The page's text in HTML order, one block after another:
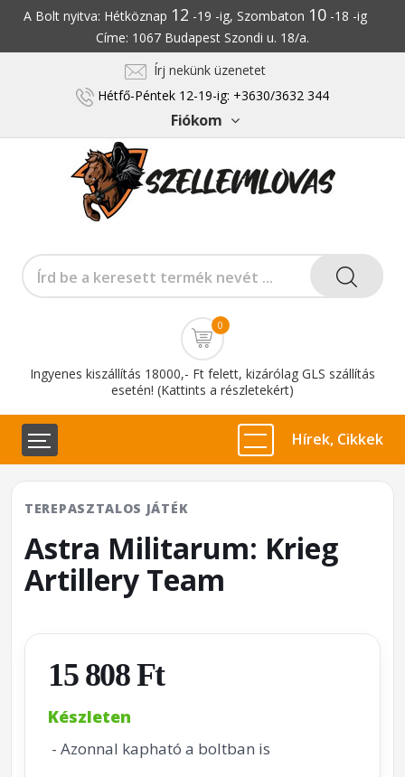
A Bolt nyitva: Hétköznap 12 -19 -ig, Szombaton 10-18 -ig
Címe: 1067 Budapest Szondi u. 18/a.
Írj nekünk üzenetet
Hétfő-Péntek 12-19-ig: +3630/3632 344
Fiókom
0
Ingyenes kiszállítás 18000,- Ft felett, kizárólag GLS szállítás
esetén! (Kattints a részletekért)
Hírek, Cikkek
TEREPASZTALOS JÁTÉK
Astra Militarum: Krieg
Artillery Team
15 808 Ft
Készleten
- Azonnal kapható a boltban is